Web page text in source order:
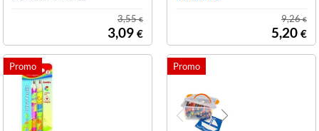
3,55€
3,09 €
9,26€
5,20 €